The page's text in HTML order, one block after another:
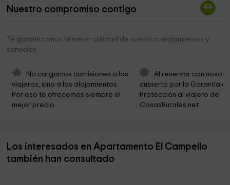
Ayuntamiento De Mutxamel-Oficina Municipal De
4,9 km
Iglesia Mutxamel 5,0 km
Iglesia del Buen Pastor 5,0 km
5,1 km
Cantera Perea
Nuestro compromiso contigo
Te garantizamos la mejor calidad de nuestros alojamientos y
servicios
No cargamos comisiones a los
viajeros, sino a los alojamientos.
Por eso te ofrecemos siempre el
mejor precio.
Al reservar con
cubierto por la Garantía
Protección al viajero de
CasasRurales.net
Los interesados en Apartamento El Campello
también han consultado